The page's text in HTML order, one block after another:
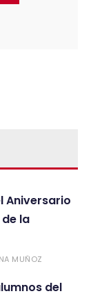
Aniversario
la
MUÑOZ
del